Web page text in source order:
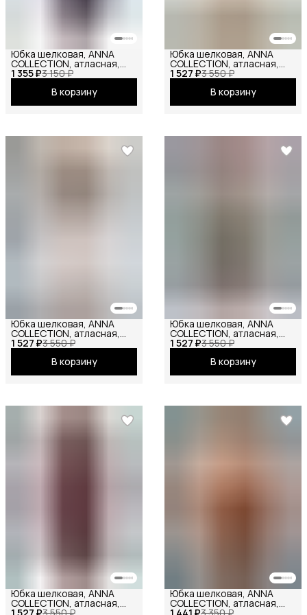
1 355 ₽3 150 ₽
Юбка шелковая, ANNA
COLLECTION, атласная,
зимняя, праздничная,
школьная на резинке мини
В корзину
1 527 ₽3 550 ₽
Юбка шелковая, ANNA
COLLECTION, атласная,
весенняя, праздничная,
школьная на резинке
В корзину
1 527 ₽3 550 ₽
Юбка шелковая, ANNA
COLLECTION, атласная,
сатиновая, весенняя, на
резинке, длина мини
В корзину
1 527 ₽3 550 ₽
Юбка шелковая, ANNA
COLLECTION, атласная,
весенняя, праздничная,
повседневная, офисная,
школьная на резинке
В корзину
1 527 ₽3 550 ₽
Юбка шелковая, ANNA
COLLECTION, атласная,
весенняя, праздничная, 1 441 ₽3 350 ₽
Юбка шелковая, ANNA
COLLECTION, атласная,
весенняя, праздничная,